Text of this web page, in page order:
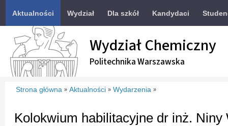
Aktualności Wydział Dla szkół Kandydaci
Wydział Chemiczny
Politechnika Warszawska
Strona główna » Aktualności » Wydarzenia »
Kolokwium habilitacyjne dr inż. Niny